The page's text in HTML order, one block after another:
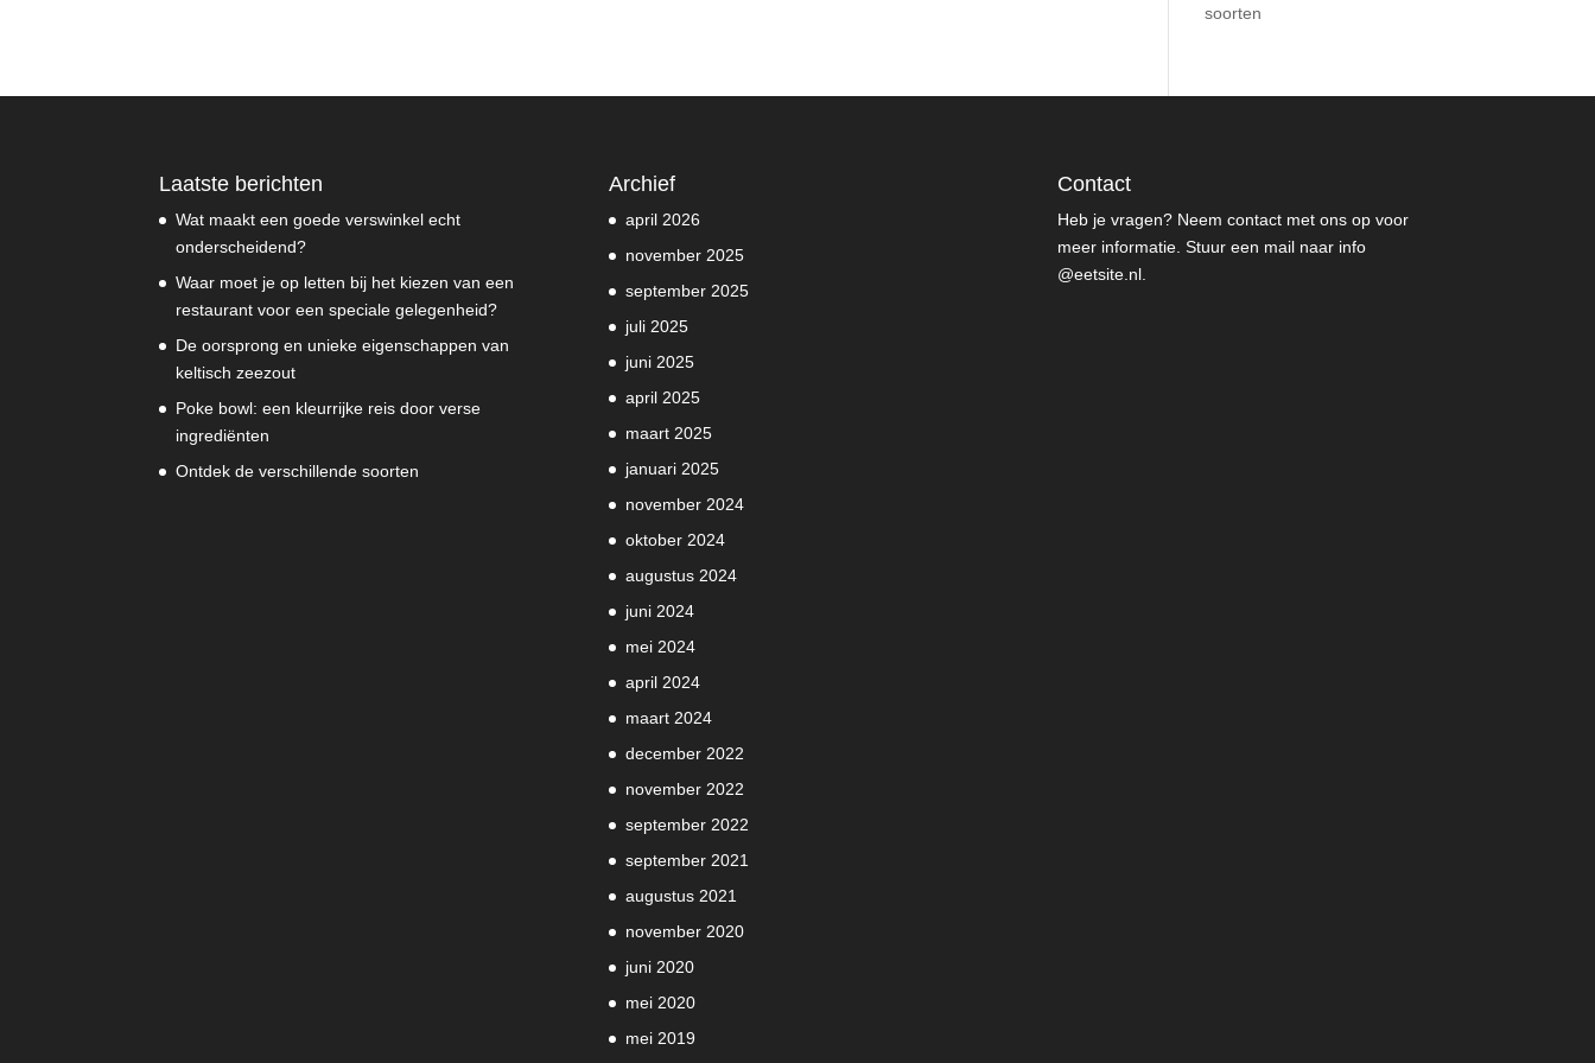
soorten
Laatste berichten
Wat maakt een goede verswinkel echt
onderscheidend?
Waar moet je op letten bij het kiezen van een
restaurant voor een speciale gelegenheid?
De oorsprong en unieke eigenschappen van
keltisch zeezout
Poke bowl: een kleurrijke reis door verse
ingrediënten
Ontdek de verschillende soorten
Archief
april 2026
november 2025
september 2025
juli 2025
juni 2025
april 2025
maart 2025
januari 2025
november 2024
oktober 2024
augustus 2024
juni 2024
mei 2024
april 2024
maart 2024
december 2022
november 2022
september 2022
september 2021
augustus 2021
november 2020
juni 2020
mei 2020
mei 2019
Contact
Heb je vragen? Neem contact met ons op voor
meer informatie. Stuur een mail naar info
@eetsite.nl.